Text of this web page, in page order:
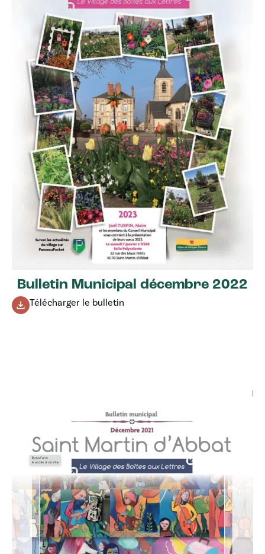
Bulletin Municipal décembre 2022
Télécharger le bulletin